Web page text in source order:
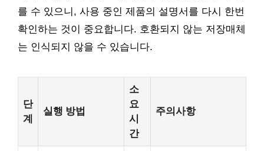
를 수 있으니, 사용 중인 제품의 설명서를 다시 한번
확인하는 것이 중요합니다. 호환되지 않는 저장매체
는 인식되지 않을 수 있습니다.
단
계
실행 방법
소
요
시
간
주의사항